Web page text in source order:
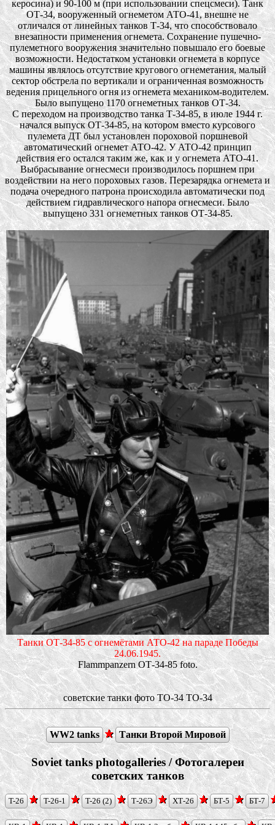
керосина) и 90-100 м (при использовании спецсмеси). Танк
ОТ-34, вооруженный огнеметом АТО-41, внешне не
отличался от линейных танков Т-34, что способствовало
внезапности применения огнемета. Сохранение пушечно-
пулеметного вооружения значительно повышало его боевые
возможности. Недостатком установки огнемета в корпусе
машины являлось отсутствие кругового огнеметания, малый
сектор обстрела по вертикали и ограниченная возможность
ведения прицельного огня из огнемета механиком-водителем.
Было выпущено 1170 огнеметных танков ОТ-34.
С переходом на производство танка Т-34-85, в июле 1944 г.
начался выпуск ОТ-34-85, на котором вместо курсового
пулемета ДТ был установлен пороховой поршневой
автоматический огнемет АТО-42. У АТО-42 принцип
действия его остался таким же, как и у огнемета АТО-41.
Выбрасывание огнесмеси производилось поршнем при
воздействии на него пороховых газов. Перезарядка огнемета и
подача очередного патрона происходила автоматически под
действием гидравлического напора огнесмеси. Было
выпущено 331 огнеметных танков ОТ-34-85.
Танки ОТ-34-85 с огнемётами АТО-42 на параде Победы
24.06.1945.
Flammpanzern ОТ-34-85 foto.
советские танки фото ТО-34 TO-34
WW2 tanks Танки Второй Мировой
Soviet tanks photogalleries / Фотогалереи
советских танков
T-26 T-26-1 T-26 (2) Т-26Э ХТ-26 БТ-5 БТ-7